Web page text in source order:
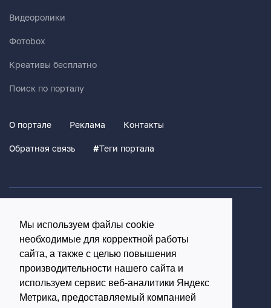
Мы используем файлы cookie
необходимые для корректной работы
сайта, а также с целью повышения
производительности нашего сайта и
используем сервис веб-аналитики Яндекс
Метрика, предоставляемый компанией
Видеоролики
Фотоbox
Креативы бесплатно
Поиск по порталу
О портале Реклама Контакты
Обратная связь #Теги портала
Согласие на обработку персональных данных
© Использование материалов возможно только с
письменного разрешения администрации портала